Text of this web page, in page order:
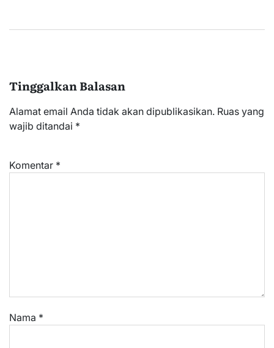
Tinggalkan Balasan
Alamat email Anda tidak akan dipublikasikan. Ruas yang
wajib ditandai *
Komentar *
Nama *